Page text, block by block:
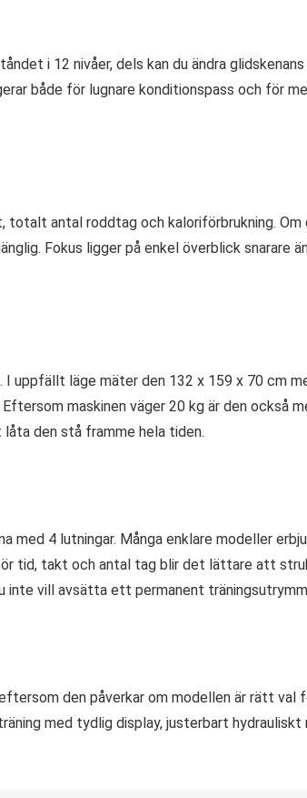
i 12 nivåer, dels kan du ändra
både för lugnare konditionspass och för
antal roddtag och kaloriförbrukning. Om
Fokus ligger på enkel överblick snarare
uppfällt läge mäter den 132 x 159 x 70 cm
maskinen väger 20 kg är den också
den stå framme hela tiden.
4 lutningar. Många enklare modeller
tid, takt och antal tag blir det lättare att
inte vill avsätta ett permanent
den påverkar om modellen är rätt val
med tydlig display, justerbart